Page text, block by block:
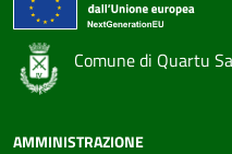
Comune di Quartu
AMMINISTRAZIONE